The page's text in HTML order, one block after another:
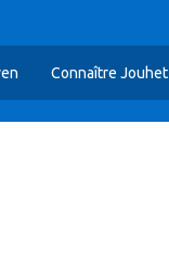
Connaître Jouhet